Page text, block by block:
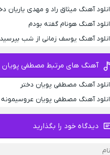
آهنگ میثاق راد و مهدی یاریان
آهنگ هونام گفته بودم
آهنگ یوسف زمانی از شب بپرسید
آهنگ های مرتبط مصطفی پویان
آهنگ مصطفی پویان دختر
آهنگ مصطفی پویان عروسیمونه
دیدگاه خود را بگذارید